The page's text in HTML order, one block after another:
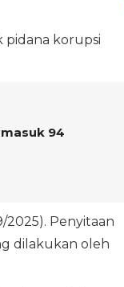
pidana korupsi
94
2025). Penyitaan
dilakukan oleh